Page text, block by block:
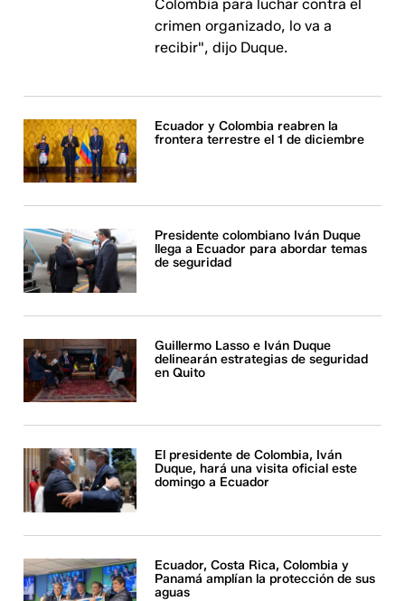
Colombia para luchar contra el
crimen organizado, lo va a
recibir", dijo Duque.
Ecuador y Colombia reabren la
frontera terrestre el 1 de diciembre
Presidente colombiano Iván Duque
llega a Ecuador para abordar temas
de seguridad
Guillermo Lasso e Iván Duque
delinearán estrategias de seguridad
en Quito
El presidente de Colombia, Iván
Duque, hará una visita oficial este
domingo a Ecuador
Ecuador, Costa Rica, Colombia y
Panamá amplían la protección de sus
aguas